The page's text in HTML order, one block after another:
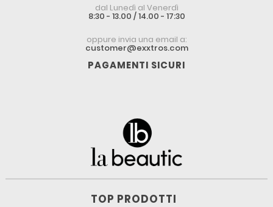
dal Lunedì al Venerdì
8:30 - 13.00 / 14.00 - 17:30
oppure invia una email a:
customer@exxtros.com
PAGAMENTI SICURI
TOP PRODOTTI